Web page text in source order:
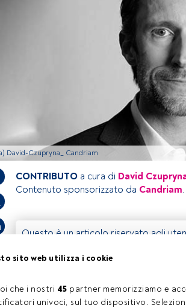
sito web utilizza i cookie
che i nostri 45 partner memorizziamo e
univoci, sul tuo dispositivo.
David-Czupryna_ Candriam
CONTRIBUTO a cura di David
Contenuto sponsorizzato da Candriam.
Questo è un articolo riservato agli
registrarti per scoprire tutti i contenuti